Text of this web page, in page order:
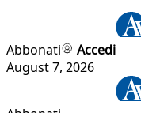
Abbonati
Accedi
August 7, 2026